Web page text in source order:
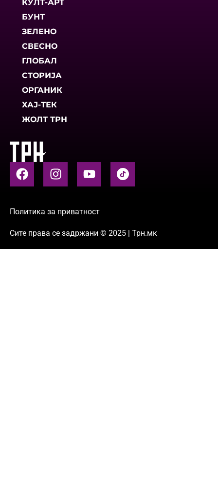
КУЛТ-АРТ
БУНТ
ЗЕЛЕНО
СВЕСНО
ГЛОБАЛ
СТОРИЈА
ОРГАНИК
ХАЈ-ТЕК
ЖОЛТ ТРН
Политика за приватност
Сите права се задржани © 2025 | Трн.мк